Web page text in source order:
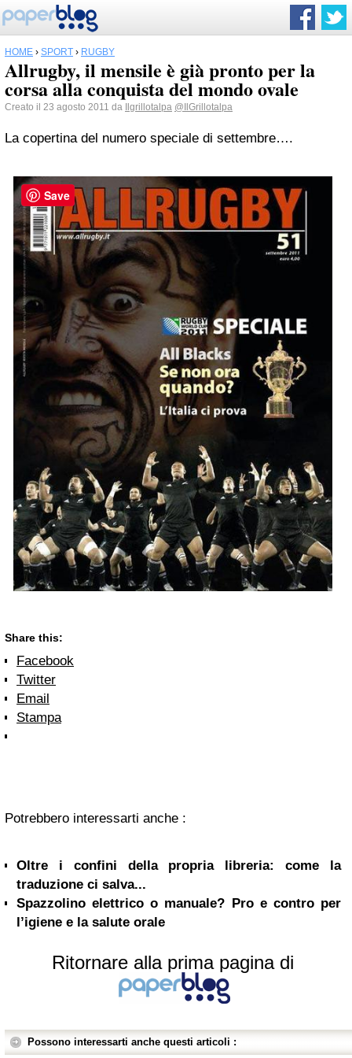
HOME › SPORT › RUGBY
Allrugby, il mensile è già pronto per la
corsa alla conquista del mondo ovale
Creato il 23 agosto 2011 da Ilgrillotalpa @IlGrillotalpa
La copertina del numero speciale di settembre….
Share this:
Facebook
Twitter
Email
Stampa
Potrebbero interessarti anche :
Oltre i confini della propria libreria: come la
traduzione ci salva...
Spazzolino elettrico o manuale? Pro e contro per
l’igiene e la salute orale
Ritornare alla prima pagina di
Possono interessarti anche questi articoli :
Save